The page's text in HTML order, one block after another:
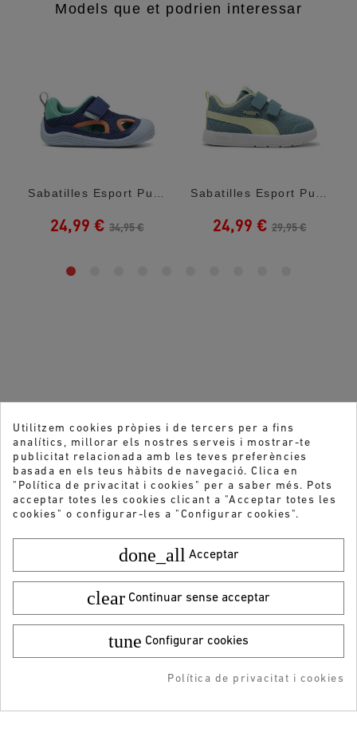
Talla: 28
AFEGIR A LA COMPRA
Models que et podrien interessar
Sabatilles Esport Puma Kitten Summer V...
24,99 € 34,95 €
Sabatilles Esport Puma Courtflex Green Amb...
24,99 € 29,95 €
-5% DTO + Envío Gratis
Utilitzem cookies pròpies i de tercers per a fins
analítics, millorar els nostres serveis i mostrar-te
publicitat relacionada amb les teves preferències
basada en els teus hàbits de navegació. Clica en
"Política de privacitat i cookies" per a saber més. Pots
acceptar totes les cookies clicant a "Acceptar totes les
cookies" o configurar-les a "Configurar cookies".
done_all Acceptar
clear Continuar sense acceptar
tune Configurar cookies
Política de privacitat i cookies